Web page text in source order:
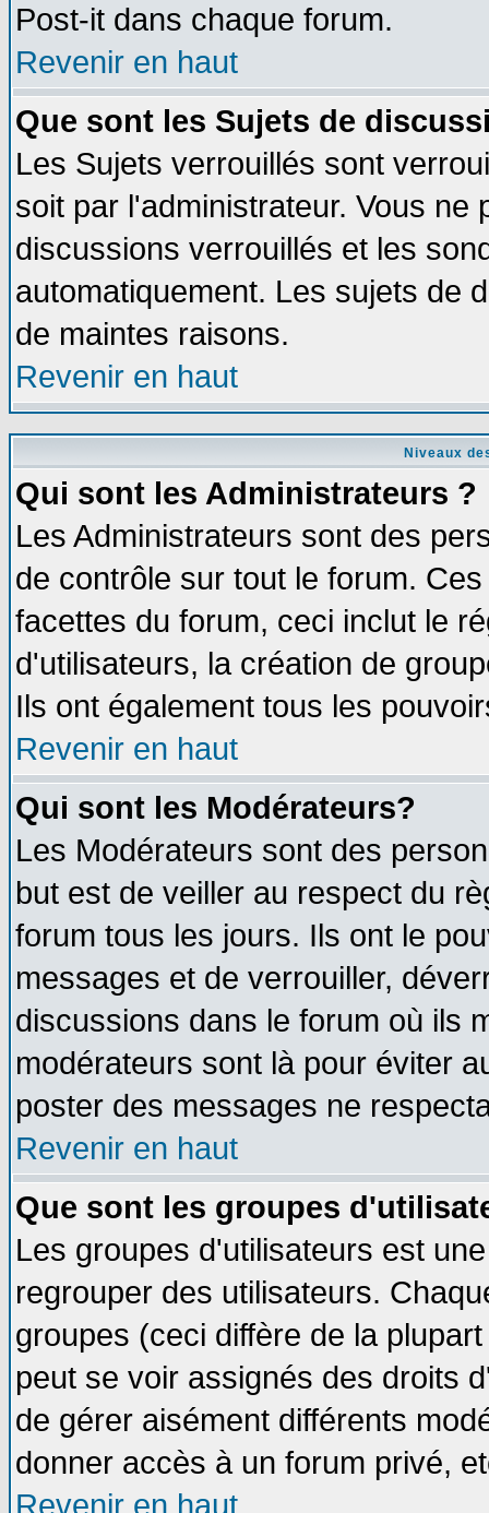
Post-it dans chaque forum.
Revenir en haut
Que sont les Sujets de
Les Sujets verrouillés sont
soit par l'administrateur. Vous
discussions verrouillés et les
automatiquement. Les sujets de
de maintes raisons.
Revenir en haut
Niveaux
Qui sont les Administrateurs ?
Les Administrateurs sont des
de contrôle sur tout le forum.
facettes du forum, ceci inclut le
d'utilisateurs, la création de
Ils ont également tous les
Revenir en haut
Qui sont les Modérateurs?
Les Modérateurs sont des
but est de veiller au respect du
forum tous les jours. Ils ont le
messages et de verrouiller,
discussions dans le forum où ils
modérateurs sont là pour éviter
poster des messages ne
Revenir en haut
Que sont les groupes
Les groupes d'utilisateurs est
regrouper des utilisateurs.
groupes (ceci diffère de la
peut se voir assignés des droits
de gérer aisément différents
donner accès à un forum privé,
Revenir en haut